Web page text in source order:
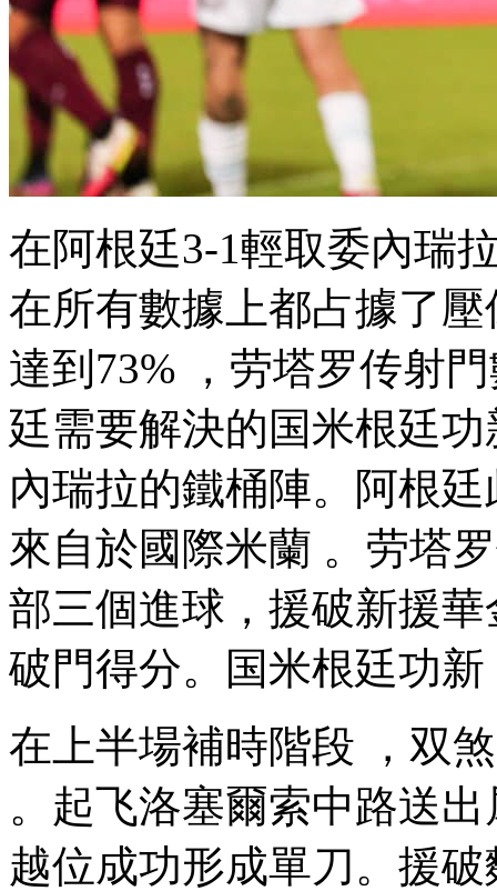
在阿根廷3-1輕取委內瑞拉
在所有數據上都占據了壓倒
達到73% ，劳塔罗传射
廷需要解決的国米根廷功新
內瑞拉的鐵桶陣。阿根
來自於國際米蘭 。劳
部三個進球，援破新
破門得分。国米根廷功新
在上半場補時階段 ，
。起飞洛塞爾索中路送出
越位成功形成單刀 。援